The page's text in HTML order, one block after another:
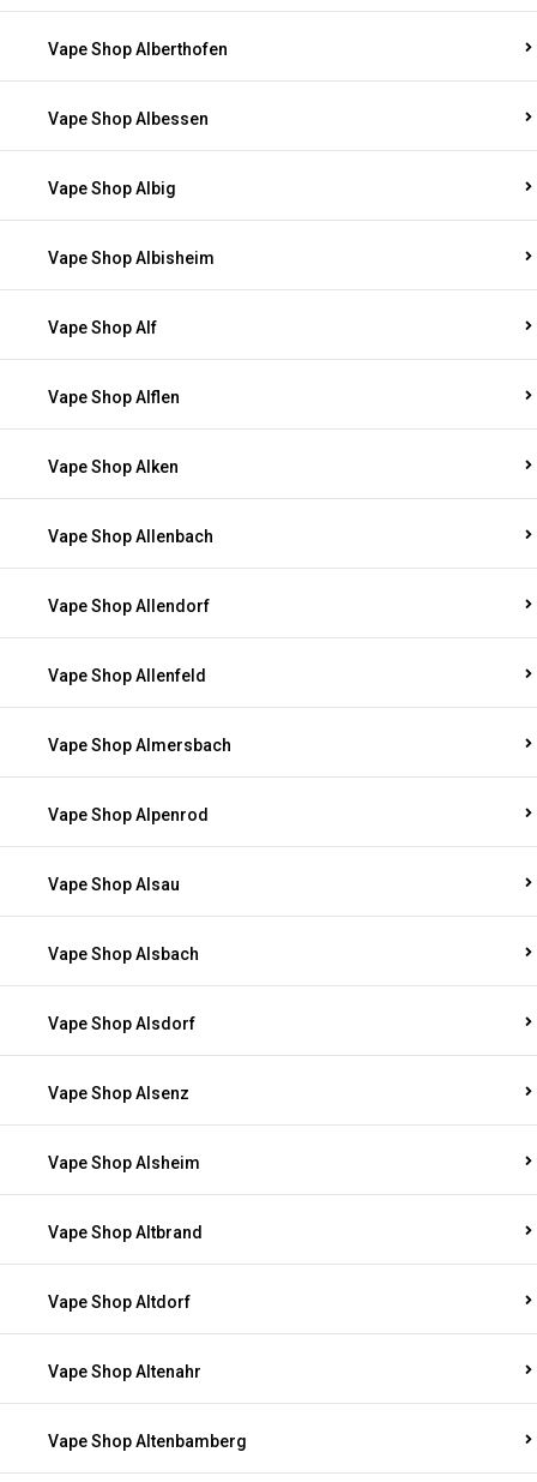
Vape Shop Alberthofen
Vape Shop Albessen
Vape Shop Albig
Vape Shop Albisheim
Vape Shop Alf
Vape Shop Alflen
Vape Shop Alken
Vape Shop Allenbach
Vape Shop Allendorf
Vape Shop Allenfeld
Vape Shop Almersbach
Vape Shop Alpenrod
Vape Shop Alsau
Vape Shop Alsbach
Vape Shop Alsdorf
Vape Shop Alsenz
Vape Shop Alsheim
Vape Shop Altbrand
Vape Shop Altdorf
Vape Shop Altenahr
Vape Shop Altenbamberg